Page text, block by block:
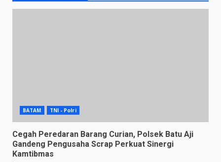
BATAM TNI - Polri
Cegah Peredaran Barang Curian, Polsek Batu Aji
Gandeng Pengusaha Scrap Perkuat Sinergi
Kamtibmas